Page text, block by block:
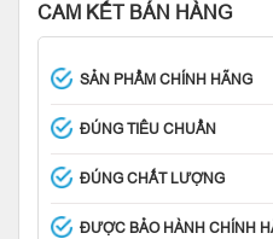
CAM KẾT BÁN HÀNG
SẢN PHẨM CHÍNH HÃNG
ĐÚNG TIÊU CHUẨN
ĐÚNG CHẤT LƯỢNG
ĐƯỢC BẢO HÀNH CHÍNH